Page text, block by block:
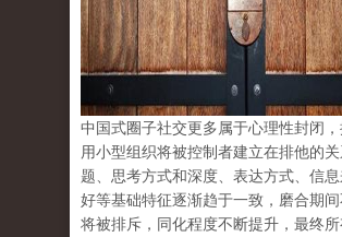
中国式圈子社交更多属于心理性封闭，
用小型组织将被控制者建立在排他的
题、思考方式和深度、表达方式、信
好等基础特征逐渐趋于一致，磨合期
将被排斥，同化程度不断提升，最终